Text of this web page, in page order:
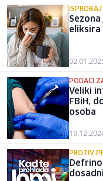
eliksira
PODACI
Veliki
FBiH,
osoba
PROTIV